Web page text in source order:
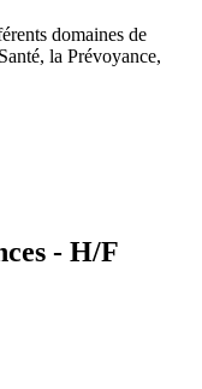
domaines de
la Prévoyance,
- H/F